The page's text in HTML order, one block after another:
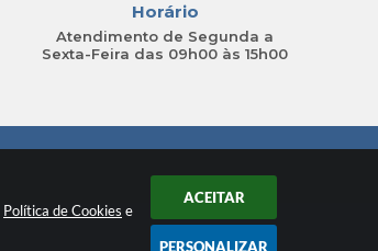
Política de Cookies e
ACEITAR
PERSONALIZAR
Horário
Atendimento de Segunda a
Sexta-Feira das 09h00 às 15h00